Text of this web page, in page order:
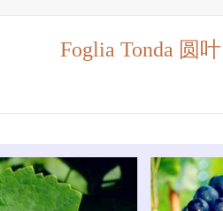
Foglia Tonda 圆叶